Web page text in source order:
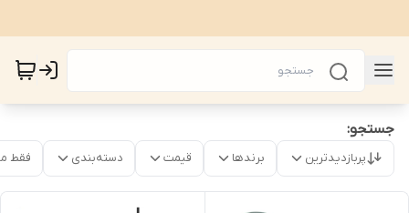
جستجو:
پربازدیدترین برندها قیمت دسته‌بندی فقط